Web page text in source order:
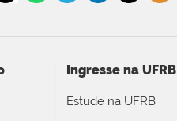
Ingresse na UFRB
Estude na UFRB